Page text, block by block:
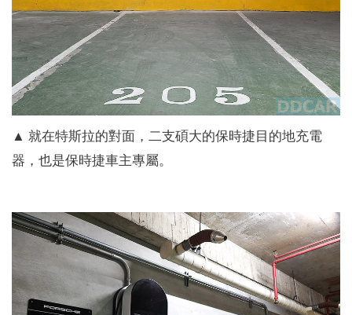
▲ 就在特斯拉的對面，二支碩大的保時捷目的地充電
器，也是保時捷車主專屬。